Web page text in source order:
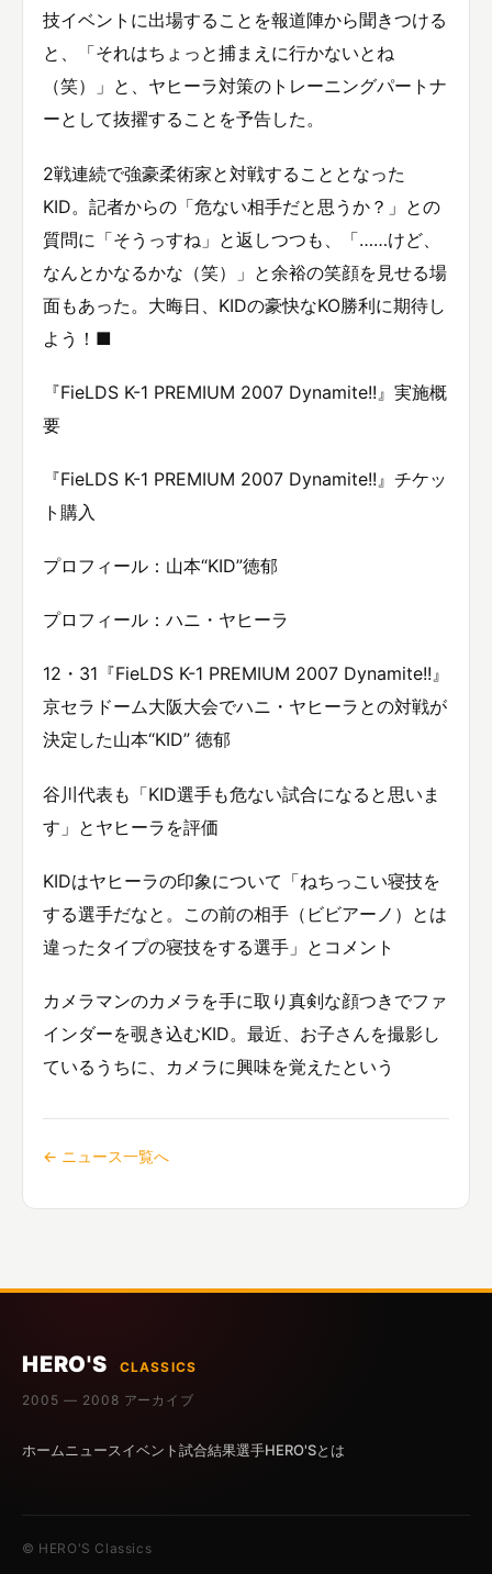
技イベントに出場することを報道陣から聞きつける
と、「それはちょっと捕まえに行かないとね
（笑）」と、ヤヒーラ対策のトレーニングパートナ
ーとして抜擢することを予告した。
2戦連続で強豪柔術家と対戦することとなった
KID。記者からの「危ない相手だと思うか？」との
質問に「そうっすね」と返しつつも、「……けど、
なんとかなるかな（笑）」と余裕の笑顔を見せる場
面もあった。大晦日、KIDの豪快なKO勝利に期待し
よう！■
『FieLDS K-1 PREMIUM 2007 Dynamite!!』実施概
要
『FieLDS K-1 PREMIUM 2007 Dynamite!!』チケッ
ト購入
プロフィール：山本“KID”徳郁
プロフィール：ハニ・ヤヒーラ
12・31『FieLDS K-1 PREMIUM 2007 Dynamite!!』
京セラドーム大阪大会でハニ・ヤヒーラとの対戦が
決定した山本“KID” 徳郁
谷川代表も「KID選手も危ない試合になると思いま
す」とヤヒーラを評価
KIDはヤヒーラの印象について「ねちっこい寝技を
する選手だなと。この前の相手（ビビアーノ）とは
違ったタイプの寝技をする選手」とコメント
カメラマンのカメラを手に取り真剣な顔つきでファ
インダーを覗き込むKID。最近、お子さんを撮影し
ているうちに、カメラに興味を覚えたという
← ニュース一覧へ
HERO'S
CLASSICS
2005 — 2008 アーカイブ
ホームニュースイベント試合結果選手HERO'Sとは
© HERO'S Classics